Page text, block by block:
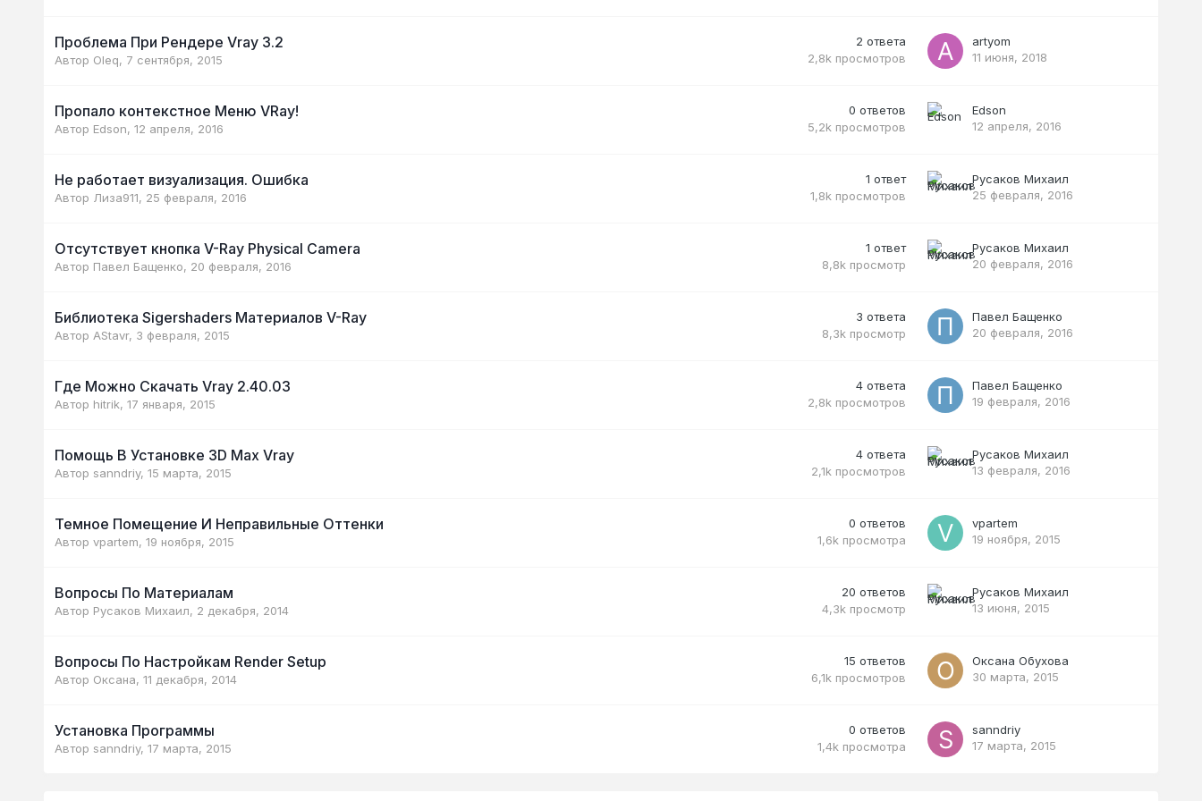
Проблема При Рендере Vray 3.2
Автор Oleq, 7 сентября, 2015
2 ответа
2,8k просмотров
artyom
11 июня, 2018
Пропало контекстное Меню VRay!
Автор Edson, 12 апреля, 2016
0 ответов
5,2k просмотров
Edson
12 апреля, 2016
Не работает визуализация. Ошибка
Автор Лиза911, 25 февраля, 2016
1 ответ
1,8k просмотров
Русаков Михаил
25 февраля, 2016
Отсутствует кнопка V-Ray Physical Camera
Автор Павел Бащенко, 20 февраля, 2016
1 ответ
8,8k просмотр
Русаков Михаил
20 февраля, 2016
Библиотека Sigershaders Материалов V-Ray
Автор AStavr, 3 февраля, 2015
3 ответа
8,3k просмотр
Павел Бащенко
20 февраля, 2016
Где Можно Скачать Vray 2.40.03
Автор hitrik, 17 января, 2015
4 ответа
2,8k просмотров
Павел Бащенко
19 февраля, 2016
Помощь В Установке 3D Max Vray
Автор sanndriy, 15 марта, 2015
4 ответа
2,1k просмотров
Русаков Михаил
13 февраля, 2016
Темное Помещение И Неправильные Оттенки
Автор vpartem, 19 ноября, 2015
0 ответов
1,6k просмотра
vpartem
19 ноября, 2015
Вопросы По Материалам
Автор Русаков Михаил, 2 декабря, 2014
20 ответов
4,3k просмотр
Русаков Михаил
13 июня, 2015
Вопросы По Настройкам Render Setup
Автор Оксана, 11 декабря, 2014
15 ответов
6,1k просмотров
Оксана Обухова
30 марта, 2015
Установка Программы
Автор sanndriy, 17 марта, 2015
0 ответов
1,4k просмотра
sanndriy
17 марта, 2015